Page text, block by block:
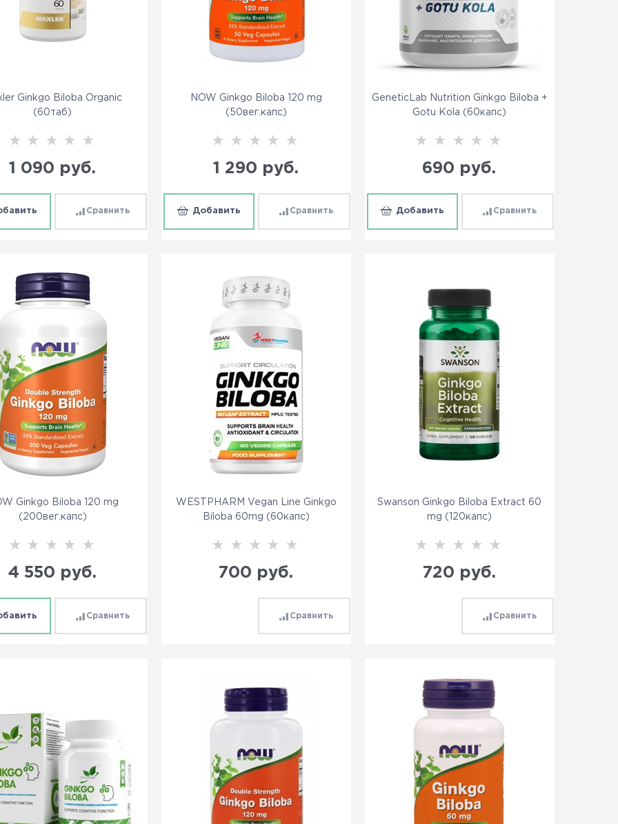
Ginkgo Biloba Organic
(60таб)
1 090 руб.
Сравнить
NOW Ginkgo Biloba 120 mg
(50вег.капс)
1 290 руб.
Добавить Сравнить
GeneticLab Nutrition Ginkgo Biloba +
Gotu Kola (60капс)
690 руб.
Добавить Сравнить
Ginkgo Biloba 120 mg
(200вег.капс)
4 550 руб.
Сравнить
WESTPHARM Vegan Line Ginkgo
Biloba 60mg (60капс)
700 руб.
Сравнить
Swanson Ginkgo Biloba Extract 60
mg (120капс)
720 руб.
Сравнить